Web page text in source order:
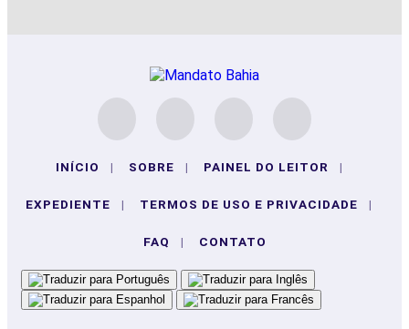
INÍCIO | SOBRE | PAINEL DO LEITOR |
EXPEDIENTE | TERMOS DE USO E PRIVACIDADE |
FAQ | CONTATO